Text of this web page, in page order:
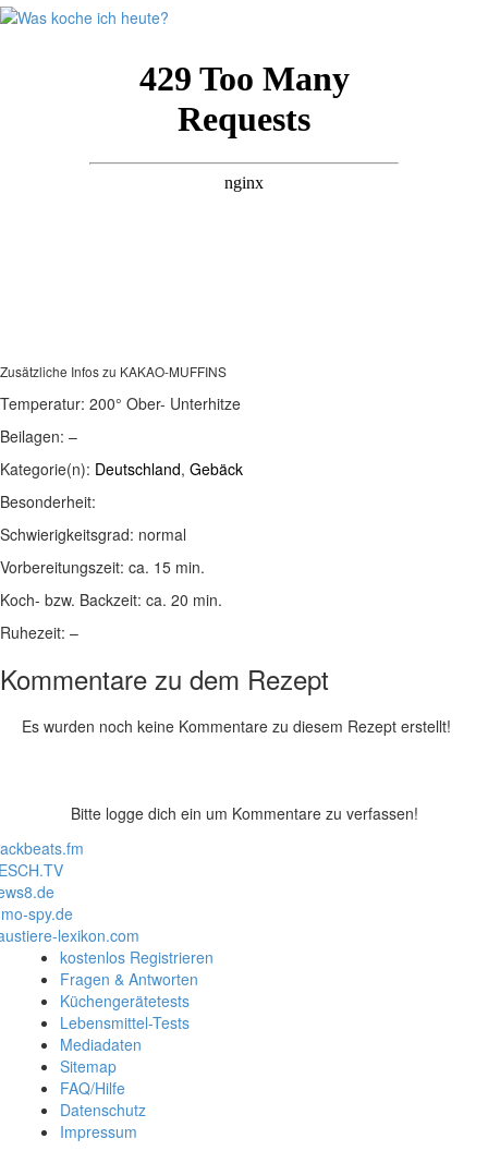
Zusätzliche Infos zu KAKAO-MUFFINS
Temperatur: 200° Ober- Unterhitze
Beilagen: –
Kategorie(n): Deutschland, Gebäck
Besonderheit:
Schwierigkeitsgrad: normal
Vorbereitungszeit: ca. 15 min.
Koch- bzw. Backzeit: ca. 20 min.
Ruhezeit: –
Kommentare zu dem Rezept
Es wurden noch keine Kommentare zu diesem Rezept erstellt!
Bitte logge dich ein um Kommentare zu verfassen!
spy.de
lexikon.com
kostenlos Registrieren
Fragen & Antworten
Küchengerätetests
Lebensmittel-Tests
Mediadaten
Sitemap
FAQ/Hilfe
Datenschutz
Impressum